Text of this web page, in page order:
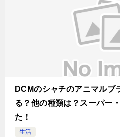
DCMのシャチのアニマルブ
る？他の種類は？スーパー
た！
生活